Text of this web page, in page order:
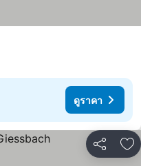
ดูราคา
แชร์ เ